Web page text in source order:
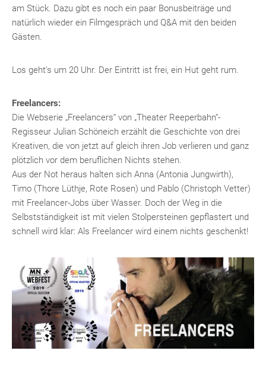
am Stück. Dazu gibt es noch ein paar Bonusbeiträge und
natürlich wieder ein Filmgespräch und Q&A mit den beiden
Gästen.
Los geht’s um 20 Uhr. Der Eintritt ist frei, ein Hut geht rum.
Freelancers:
Die Webserie „Freelancers“ von „Theater Reeperbahn“-
Regisseur Julian Schöneich erzählt die Geschichte von drei
Kreativen, die von jetzt auf gleich ihren Job verlieren und ganz
plötzlich vor dem beruflichen Nichts stehen.
Aus der Not heraus halten sich Anna (Antonia Jungwirth),
Timo (Thore Lüthje, Rote Rosen) und Pablo (Christoph Vetter)
mit Freelancer-Jobs über Wasser. Doch der Weg in die
Selbstständigkeit ist mit vielen Stolpersteinen gepflastert und
schnell wird klar: Als Freelancer wird einem nichts geschenkt!